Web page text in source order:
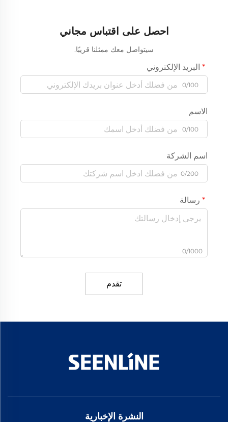
احصل على اقتباس مجاني
سيتواصل معك ممثلنا قريبًا.
البريد الإلكتروني
0/100
الاسم
0/100
اسم الشركة
0/200
رسالة
0/1000
تقدم
النشرة الإخبارية